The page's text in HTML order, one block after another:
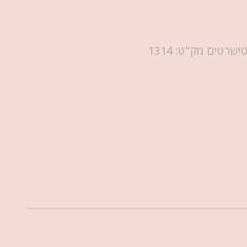
מק"ט:1314